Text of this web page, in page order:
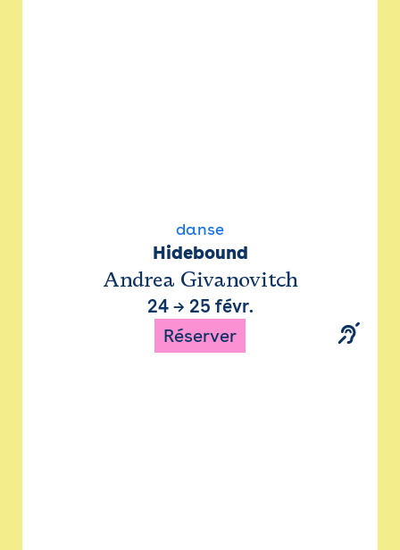
danse
Hidebound
Andrea Givanovitch
24→ 25 févr.
Réserver